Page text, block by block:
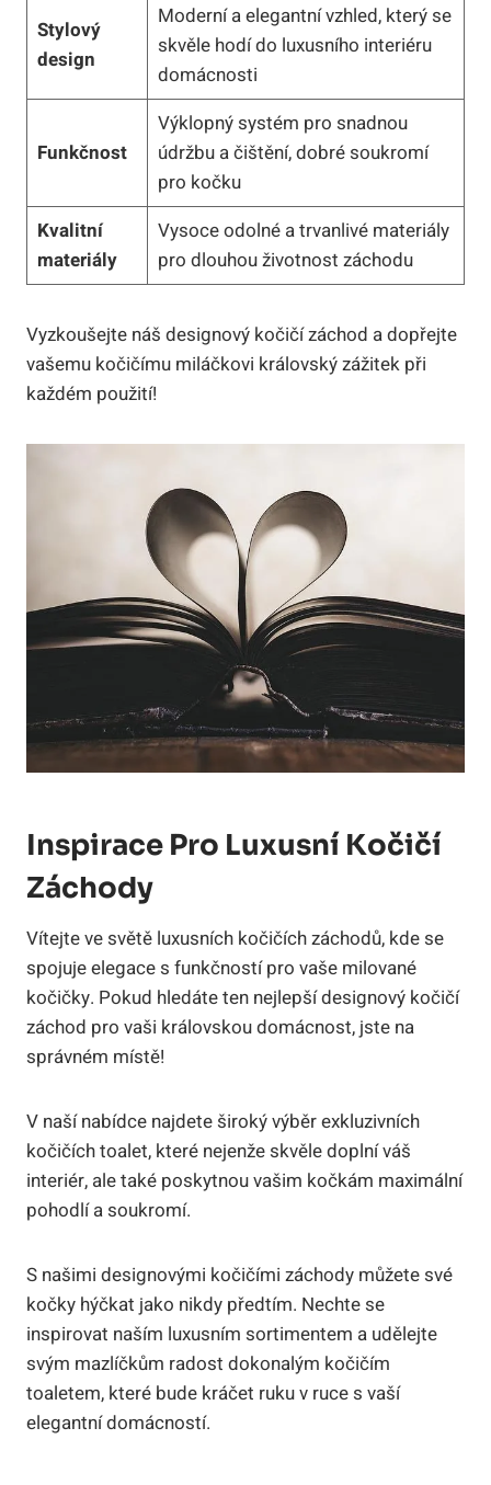
Stylový
design
Moderní a elegantní vzhled, který se
skvěle hodí do luxusního interiéru
domácnosti
Funkčnost
Výklopný systém pro snadnou
údržbu a čištění, dobré soukromí
pro kočku
Kvalitní
materiály
Vysoce odolné a trvanlivé materiály
pro dlouhou životnost záchodu
Vyzkoušejte náš designový kočičí záchod a dopřejte
vašemu kočičímu miláčkovi královský zážitek při
každém použití!
Inspirace Pro Luxusní Kočičí
Záchody
Vítejte ve světě luxusních kočičích záchodů, kde se
spojuje elegace s funkčností pro vaše milované
kočičky. Pokud hledáte ten nejlepší designový kočičí
záchod pro vaši královskou domácnost, jste na
správném místě!
V naší nabídce najdete široký výběr exkluzivních
kočičích toalet, které nejenže skvěle doplní váš
interiér, ale také poskytnou vašim kočkám maximální
pohodlí a soukromí.
S našimi designovými kočičími záchody můžete své
kočky hýčkat jako nikdy předtím. Nechte se
inspirovat naším luxusním sortimentem a udělejte
svým mazlíčkům radost dokonalým kočičím
toaletem, které bude kráčet ruku v ruce s vaší
elegantní domácností.